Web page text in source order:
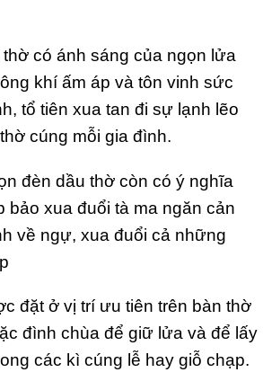
có ánh sáng của ngọn lửa
khí ấm áp và tôn vinh sức
tổ tiên xua tan đi sự lạnh lẽo
cúng mỗi gia đình.
đèn dầu thờ còn có ý nghĩa
bảo xua đuổi tà ma ngăn cản
về ngự, xua đuổi cả những
đặt ở vị trí ưu tiên trên bàn thờ
đình chùa để giữ lửa và để lấy
các kì cúng lễ hay giỗ chạp.